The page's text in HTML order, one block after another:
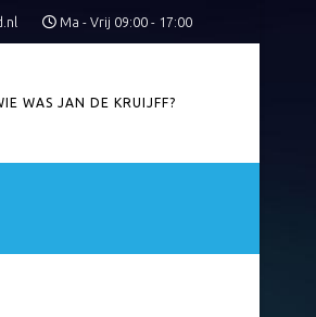
Ma - Vrij 09:00 - 17:00
WAS JAN DE KRUIJFF?